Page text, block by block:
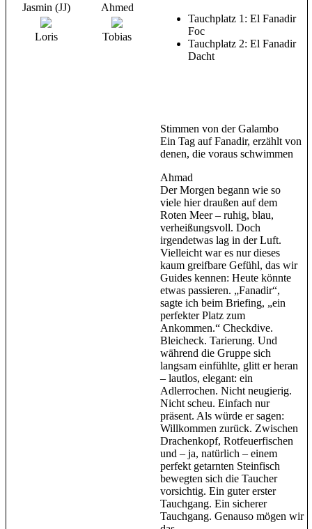
Jasmin (JJ) Ahmed
Loris Tobias
Tauchplatz 1: El Fanadir
Foc
Tauchplatz 2: El Fanadir
Dacht
Stimmen von der Galambo
Ein Tag auf Fanadir, erzählt von
denen, die voraus schwimmen
Ahmad
Der Morgen begann wie so
viele hier draußen auf dem
Roten Meer – ruhig, blau,
verheißungsvoll. Doch
irgendetwas lag in der Luft.
Vielleicht war es nur dieses
kaum greifbare Gefühl, das wir
Guides kennen: Heute könnte
etwas passieren. „Fanadir“,
sagte ich beim Briefing, „ein
perfekter Platz zum
Ankommen.“ Checkdive.
Bleicheck. Tarierung. Und
während die Gruppe sich
langsam einfühlte, glitt er heran
– lautlos, elegant: ein
Adlerrochen. Nicht neugierig.
Nicht scheu. Einfach nur
präsent. Als würde er sagen:
Willkommen zurück. Zwischen
Drachenkopf, Rotfeuerfischen
und – ja, natürlich – einem
perfekt getarnten Steinfisch
bewegten sich die Taucher
vorsichtig. Ein guter erster
Tauchgang. Ein sicherer
Tauchgang. Genauso mögen wir